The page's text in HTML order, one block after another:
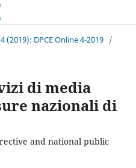
(2019): DPCE Online 4-2019 /
di media
nazionali di
and national public